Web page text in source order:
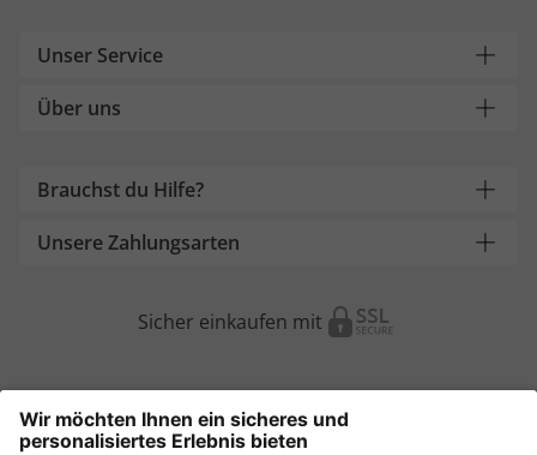
Unser Service
Über uns
Brauchst du Hilfe?
Unsere Zahlungsarten
Sicher einkaufen mit
Weitere Onlineshops